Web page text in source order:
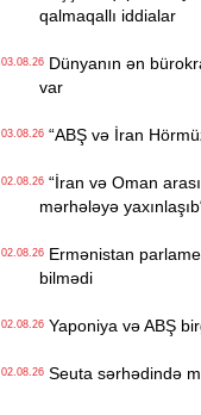
qalmaqallı iddialar
03.08.26Dünyanın ən
var
03.08.26“ABŞ və İran
02.08.26“İran və Oman
mərhələyə
02.08.26Ermənistan
bilmədi
02.08.26Yaponiya və ABŞ
02.08.26Seuta sərhədində